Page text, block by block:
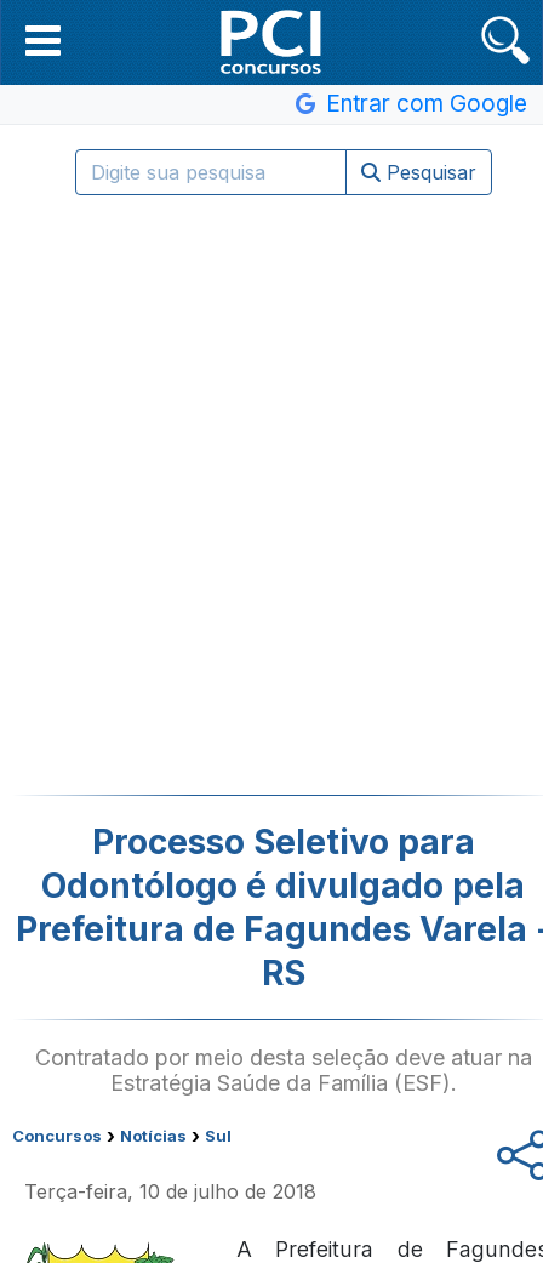
Entrar com Google
Pesquisar
Processo Seletivo para
Odontólogo é divulgado pela
Prefeitura de Fagundes Varela
RS
Contratado por meio desta seleção deve atuar na
Estratégia Saúde da Família (ESF).
Concursos › Notícias › Sul
Terça-feira, 10 de julho de 2018
A Prefeitura de